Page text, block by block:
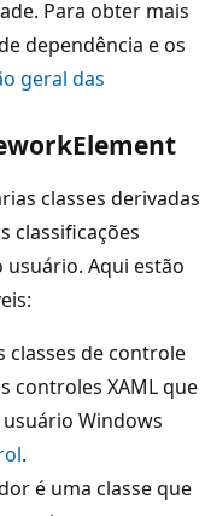
Para obter mais
dependência e os
geral das
classes derivadas
classificações
Aqui estão
classes de controle
controles XAML que
Windows
.
é uma classe que